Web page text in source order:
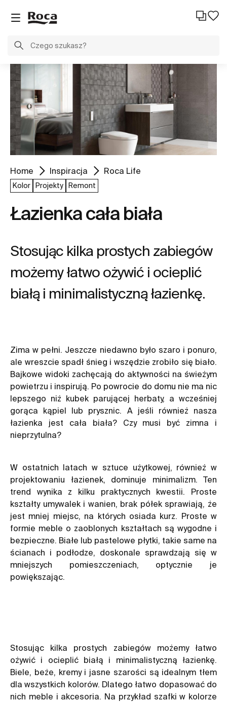
Home Inspiracja Roca Life
Kolor Projekty Remont
Łazienka cała biała
Stosując kilka prostych zabiegów
możemy łatwo ożywić i ocieplić
białą i minimalistyczną łazienkę.
Zima w pełni. Jeszcze niedawno było szaro i ponuro,
ale wreszcie spadł śnieg i wszędzie zrobiło się biało.
Bajkowe widoki zachęcają do aktywności na świeżym
powietrzu i inspirują. Po powrocie do domu nie ma nic
lepszego niż kubek parującej herbaty, a wcześniej
gorąca kąpiel lub prysznic. A jeśli również nasza
łazienka jest cała biała? Czy musi być zimna i
nieprzytulna?
W ostatnich latach w sztuce użytkowej, również w
projektowaniu łazienek, dominuje minimalizm. Ten
trend wynika z kilku praktycznych kwestii. Proste
kształty umywalek i wanien, brak półek sprawiają, że
jest mniej miejsc, na których osiada kurz. Proste w
formie meble o zaoblonych kształtach są wygodne i
bezpieczne. Białe lub pastelowe płytki, takie same na
ścianach i podłodze, doskonale sprawdzają się w
mniejszych pomieszczeniach, optycznie je
powiększając.
Stosując kilka prostych zabiegów możemy łatwo
ożywić i ocieplić białą i minimalistyczną łazienkę.
Biele, beże, kremy i jasne szarości są idealnym tłem
dla wszystkich kolorów. Dlatego łatwo dopasować do
nich meble i akcesoria. Na przykład szafki w kolorze